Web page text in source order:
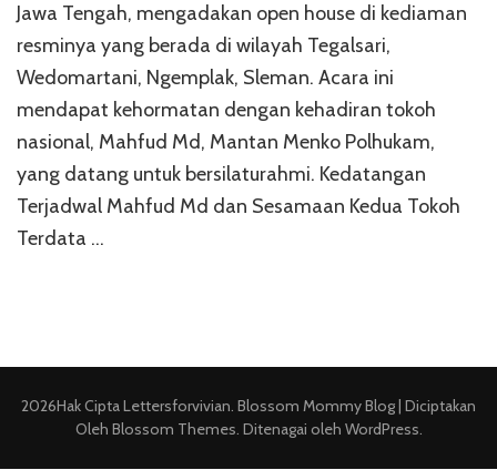
Jawa Tengah, mengadakan open house di kediaman
resminya yang berada di wilayah Tegalsari,
Wedomartani, Ngemplak, Sleman. Acara ini
mendapat kehormatan dengan kehadiran tokoh
nasional, Mahfud Md, Mantan Menko Polhukam,
yang datang untuk bersilaturahmi. Kedatangan
Terjadwal Mahfud Md dan Sesamaan Kedua Tokoh
Terdata …
2026Hak CiptaLettersforvivian. Blossom Mommy Blog | Diciptakan
Oleh Blossom Themes. Ditenagai oleh WordPress.